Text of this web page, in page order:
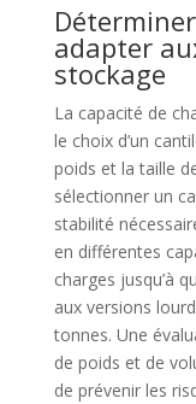
adapter
stockage
La capacité de
le choix d’un
poids et la taille
sélectionner un
stabilité
en différentes
charges jusqu’à
aux versions
tonnes. Une
de poids et de
de prévenir les